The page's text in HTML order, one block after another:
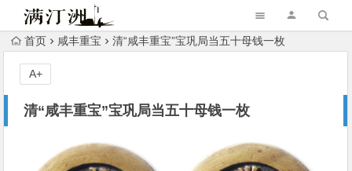
首页 咸丰重宝 清“咸丰重宝”宝巩局当五十母钱一枚
清“咸丰重宝”宝巩局当五十母钱一枚
A+